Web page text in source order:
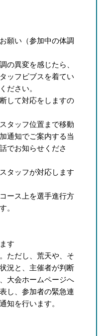
願い（参加中の体調
の異変を感じたら、
ッフビブスを着てい
ださい。
して対応をしますの
タッフ位置まで移動
通知でご案内する当
でお知らせくださ
タッフが対応します
ース上を選手進行方
。
す
ただし、荒天や、そ
況と、主催者が判断
大会ホームページへ
し、参加者の緊急連
知を行います。